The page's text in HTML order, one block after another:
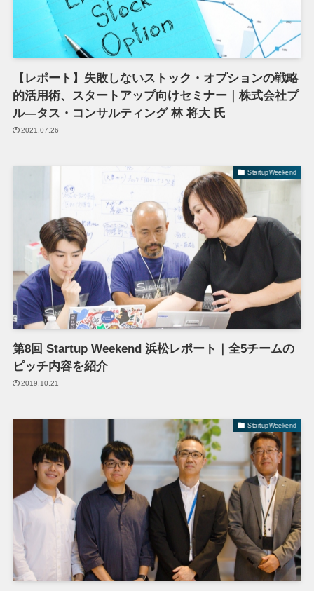
【レポート】失敗しないストック・オプションの戦略
的活用術、スタートアップ向けセミナー｜株式会社プ
ル―タス・コンサルティング 林 将大 氏
2021.07.26
StartupWeekend
第8回 Startup Weekend 浜松レポート｜全5チームの
ピッチ内容を紹介
2019.10.21
StartupWeekend